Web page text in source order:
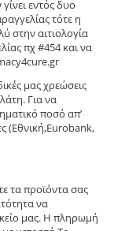
εντός δυο
τότε η
στην αιτιολογία
πχ #454 και να
μας χρεώσεις
Για να
ποσό απ’
(Εθνική,Eurobank,
τα προϊόντα σας
να
μας. Η πληρωμή